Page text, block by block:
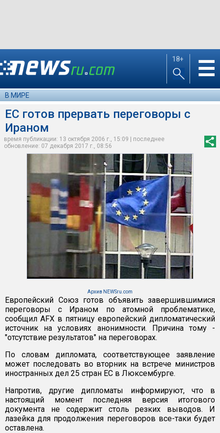
18+ ☰
В МИРЕ
ЕС готов прервать переговоры с
Ираном
время публикации: 13 октября 2006 г., 15:09 | последнее
обновление: 07 декабря 2017 г., 08:56
Архив NEWSru.com
Европейский Союз готов объявить завершившимися
переговоры с Ираном по атомной проблематике,
сообщил AFX в пятницу европейский дипломатический
источник на условиях анонимности. Причина тому -
"отсутствие результатов" на переговорах.
По словам дипломата, соответствующее заявление
может последовать во вторник на встрече министров
иностранных дел 25 стран ЕС в Люксембурге.
Напротив, другие дипломаты информируют, что в
настоящий момент последняя версия итогового
документа не содержит столь резких выводов. И
лазейка для продолжения переговоров все-таки будет
оставлена.